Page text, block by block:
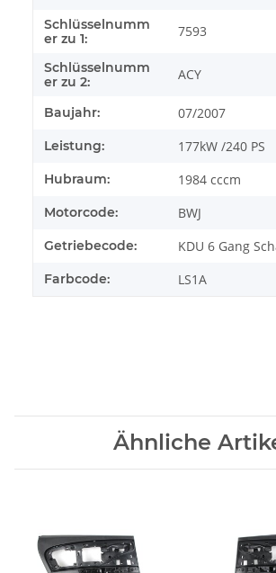
Schlüsselnumm
er zu 1:
7593
Schlüsselnumm
er zu 2:
ACY
Baujahr: 07/2007
Leistung: 177kW /240 PS
Hubraum: 1984 cccm
Motorcode: BWJ
Getriebecode: KDU 6 Gang
Farbcode: LS1A
Ähnliche